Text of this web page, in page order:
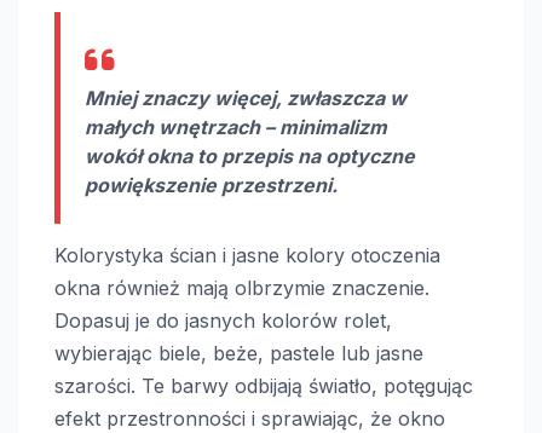
Mniej znaczy więcej, zwłaszcza w
małych wnętrzach – minimalizm
wokół okna to przepis na optyczne
powiększenie przestrzeni.
Kolorystyka ścian i jasne kolory otoczenia
okna również mają olbrzymie znaczenie.
Dopasuj je do jasnych kolorów rolet,
wybierając biele, beże, pastele lub jasne
szarości. Te barwy odbijają światło, potęgując
efekt przestronności i sprawiając, że okno